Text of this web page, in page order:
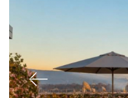
Previous